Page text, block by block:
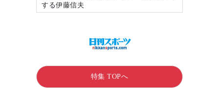
する伊藤信夫
特集 TOPへ